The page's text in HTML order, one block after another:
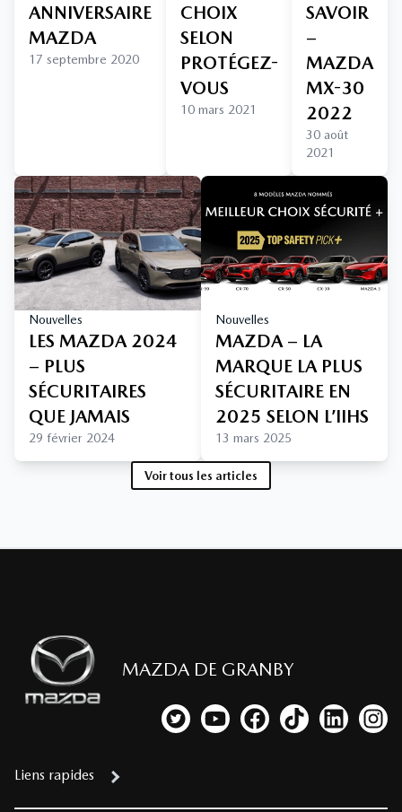
ANNIVERSAIRE
MAZDA
17 septembre 2020
CHOIX
SELON
PROTÉGEZ-
VOUS
10 mars 2021
SAVOIR
–
MAZDA
MX-30
2022
30 août
2021
Nouvelles
LES MAZDA 2024
– PLUS
SÉCURITAIRES
QUE JAMAIS
29 février 2024
Nouvelles
MAZDA – LA
MARQUE LA PLUS
SÉCURITAIRE EN
2025 SELON L’IIHS
13 mars 2025
Voir tous les articles
MAZDA DE GRANBY
Lien vers notre compte Twitter
Lien vers notre chaîne
Lien vers notre page
Lien vers notre
Lien vers
Lien
Liens rapides